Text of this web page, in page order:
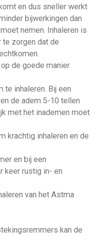
en dus sneller werkt
bijwerkingen dan
nemen. Inhaleren is
te zorgen dat de
de goede manier
te inhaleren. Bij een
de adem 5-10 tellen
met het inademen moet
krachtig inhaleren en de
en bij een
keer rustig in- en
van het Astma
kan de